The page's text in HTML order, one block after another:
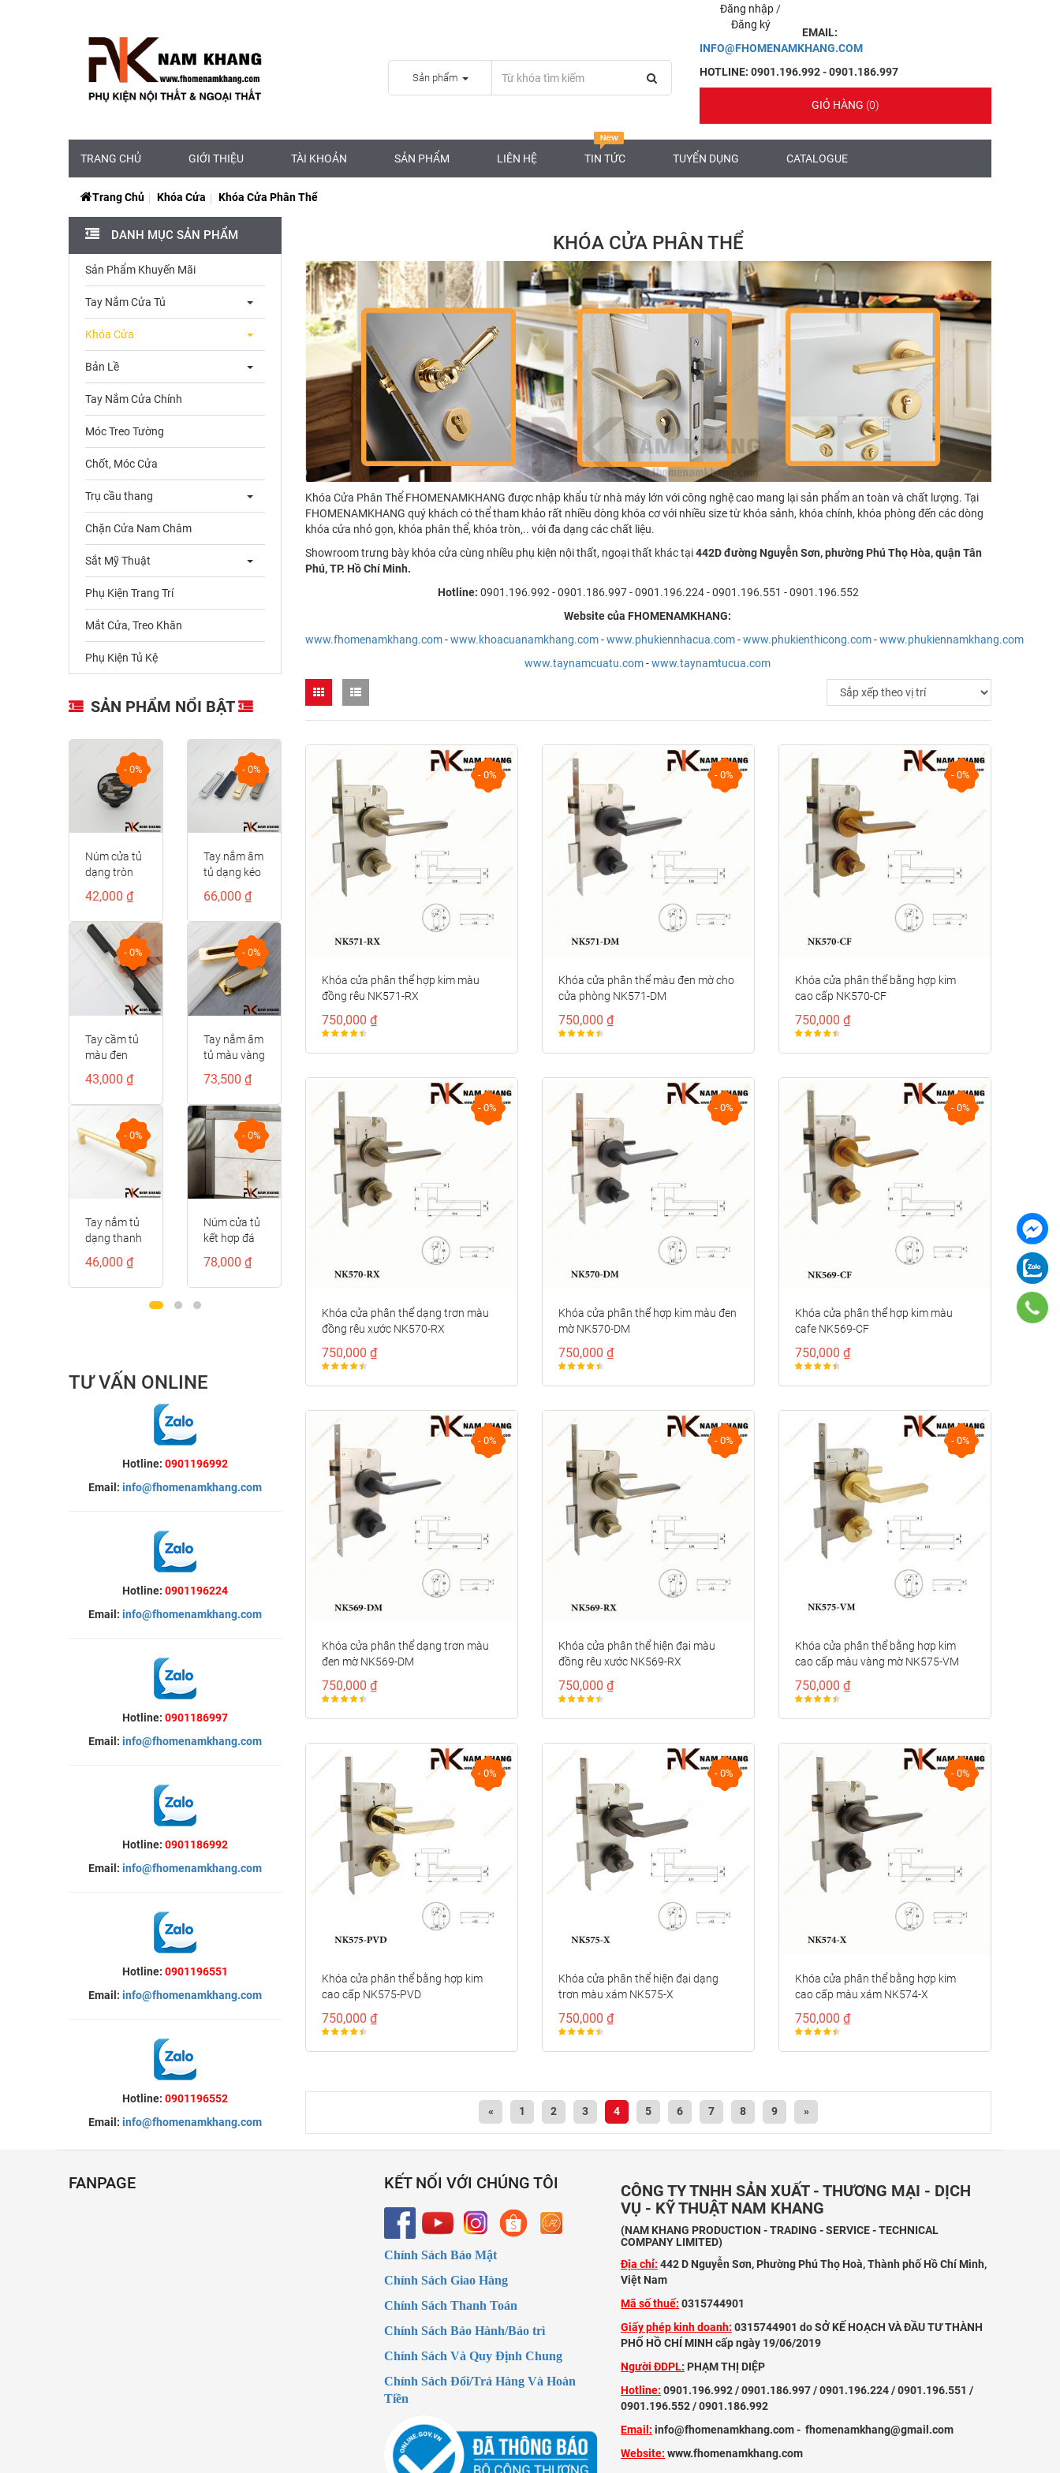
Sản phẩm
Đăng nhập /
Đăng ký
EMAIL:
INFO@FHOMENAMKHANG.COM
HOTLINE: 0901.196.992 - 0901.186.997
GIỎ HÀNG (0)
TRANG CHỦ GIỚI THIỆU TÀI KHOẢN SẢN PHẨM LIÊN HỆ TIN TỨC TUYỂN DỤNG CATALOGUE
Trang Chủ Khóa Cửa Khóa Cửa Phân Thể
DANH MỤC SẢN PHẨM
Sản Phẩm Khuyến Mãi
Tay Nắm Cửa Tủ
Khóa Cửa
Bản Lề
Tay Nắm Cửa Chính
Móc Treo Tường
Chốt, Móc Cửa
Trụ cầu thang
Chặn Cửa Nam Châm
Sắt Mỹ Thuật
Phụ Kiện Trang Trí
Mắt Cửa, Treo Khăn
Phụ Kiện Tủ Kệ
SẢN PHẨM NỔI BẬT
- 0%
Tay nắm âm
tủ dạng kéo
NK436A-X
66,000 ₫
- 0%
Tay nắm âm
tủ màu vàng
NK356-V
73,500 ₫
- 0%
Núm cửa tủ
kết hợp đá
NK439V-
24K
78,000 ₫
- 0%
Núm cửa tủ
hình cầu
NK328
96,000 ₫
- 0%
Tay cầm cửa
tủ đồng cao
NK211D-
DVM
122,000 ₫
- 0%
Tay cầm cửa
tủ đồng
vàng viền đỏ
NK373D-RC
122,000 ₫
- 0%
Tay nắm
cửa tủ đồng
vàng cao
NK497D-RC-
146,000 ₫
Tay nắm
cửa tủ đồng
trơn cao cấp
NK414D-CF
178,000 ₫
- 0%
Tay nắm
cấp
- 0%
Tay nắm
cửa tủ bán
nguyệt vân
sóng tròn
NK286S-VM
196,000 ₫
đồng thiết
NK521D
210,000 ₫
Núm cửa tủ
phối thanh
đồng cổ
346,000 ₫
TƯ VẤN ONLINE
Hotline: 0901196992
Email: info@fhomenamkhang.com
Hotline: 0901196224
Email: info@fhomenamkhang.com
Hotline: 0901186997
Email: info@fhomenamkhang.com
Hotline: 0901186992
Email: info@fhomenamkhang.com
Hotline: 0901196551
Email: info@fhomenamkhang.com
Hotline: 0901196552
Email: info@fhomenamkhang.com
KHÓA CỬA PHÂN THỂ
Khóa Cửa Phân Thể FHOMENAMKHANG được nhập khẩu từ nhà máy lớn với công nghệ cao mang lại sản phẩm an toàn và chất lượng. Tại
FHOMENAMKHANG quý khách có thể tham khảo rất nhiều dòng khóa cơ với nhiều size từ khóa sảnh, khóa chính, khóa phòng đến các dòng
khóa cửa nhỏ gọn, khóa phân thể, khóa tròn,.. với đa dạng các chất liệu.
Showroom trưng bày khóa cửa cùng nhiều phụ kiện nội thất, ngoại thất khác tại442D đường Nguyễn Sơn, phường Phú Thọ Hòa, quận Tân
Phú, TP. Hồ Chí Minh.
Hotline: 0901.196.992 - 0901.186.997 - 0901.196.224 - 0901.196.551 - 0901.196.552
Website của FHOMENAMKHANG:
www.fhomenamkhang.com-www.khoacuanamkhang.com-www.phukiennhacua.com-www.phukienthicong.com-www.phukiennamkhang.com
www.taynamcuatu.com-www.taynamtucua.com
- 0%
Khóa cửa phân thể hợp kim màu
đồng rêu NK571-RX
750,000 ₫
- 0%
Khóa cửa phân thể màu đen mờ cho
cửa phòng NK571-DM
750,000 ₫
- 0%
Khóa cửa phân thể bằng hợp kim
cao cấp NK570-CF
750,000 ₫
- 0%
Khóa cửa phân thể dạng trơn màu
đồng rêu xước NK570-RX
750,000 ₫
- 0%
Khóa cửa phân thể hợp kim màu đen
mờ NK570-DM
750,000 ₫
- 0%
Khóa cửa phân thể hợp kim màu
cafe NK569-CF
750,000 ₫
- 0%
Khóa cửa phân thể dạng trơn màu
đen mờ NK569-DM
750,000 ₫
- 0%
Khóa cửa phân thể hiện đại màu
đồng rêu xước NK569-RX
750,000 ₫
- 0%
Khóa cửa phân thể bằng hợp kim
cao cấp màu vàng mờ NK575-VM
750,000 ₫
- 0%
Khóa cửa phân thể bằng hợp kim
cao cấp NK575-PVD
750,000 ₫
- 0%
Khóa cửa phân thể hiện đại dạng
trơn màu xám NK575-X
750,000 ₫
- 0%
Khóa cửa phân thể bằng hợp kim
cao cấp màu xám NK574-X
750,000 ₫
« 1 2 3 4 5 6 7 8 9 »
FANPAGE KẾT NỐI VỚI CHÚNG TÔI
Chính Sách Bảo Mật
Chính Sách Giao Hàng
Chính Sách Thanh Toán
Chính Sách Bảo Hành/Bảo trì
Chính Sách Và Quy Định Chung
Chính Sách Đổi/Trả Hàng Và Hoàn
Tiền
CÔNG TY TNHH SẢN XUẤT - THƯƠNG MẠI - DỊCH
VỤ - KỸ THUẬT NAM KHANG
(NAM KHANG PRODUCTION - TRADING - SERVICE - TECHNICAL
COMPANY LIMITED)
Địa chỉ: 442 D Nguyễn Sơn, Phường Phú Thọ Hoà, Thành phố Hồ Chí Minh,
Việt Nam
Mã số thuế: 0315744901
Giấy phép kinh doanh: 0315744901 do SỞ KẾ HOẠCH VÀ ĐẦU TƯ THÀNH
PHỐ HỒ CHÍ MINH cấp ngày 19/06/2019
Người ĐDPL: PHẠM THỊ DIỆP
Hotline: 0901.196.992 / 0901.186.997 / 0901.196.224 / 0901.196.551 /
0901.196.552 / 0901.186.992
Email: info@fhomenamkhang.com - fhomenamkhang@gmail.com
Website: www.fhomenamkhang.com